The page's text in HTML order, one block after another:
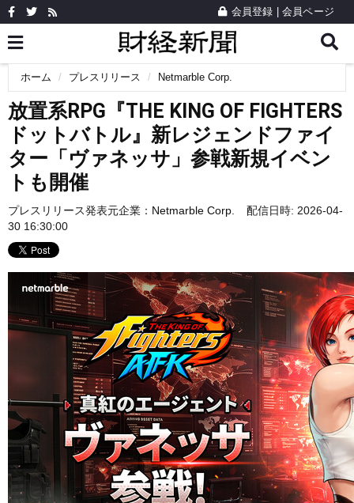
会員登録 会員ページ
ホーム プレスリリース Netmarble Corp.
放置系RPG『THE KING OF FIGHTERS
ドットバトル』新レジェンドファイ
ター「ヴァネッサ」参戦新規イベン
トも開催
プレスリリース発表元企業： Netmarble Corp.
配信日時: 2026-04-
30 16:30:00